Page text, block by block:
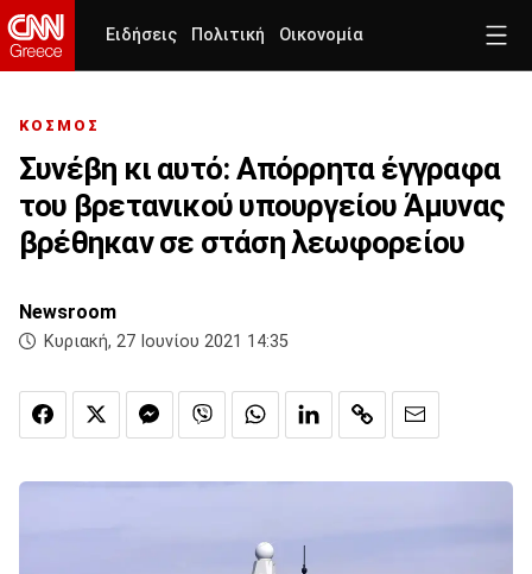
Ειδήσεις Πολιτική Οικονομία
ΚΟΣΜΟΣ
Συνέβη κι αυτό: Απόρρητα έγγραφα
του βρετανικού υπουργείου Άμυνας
βρέθηκαν σε στάση λεωφορείου
Newsroom
Κυριακή, 27 Ιουνίου 2021 14:35